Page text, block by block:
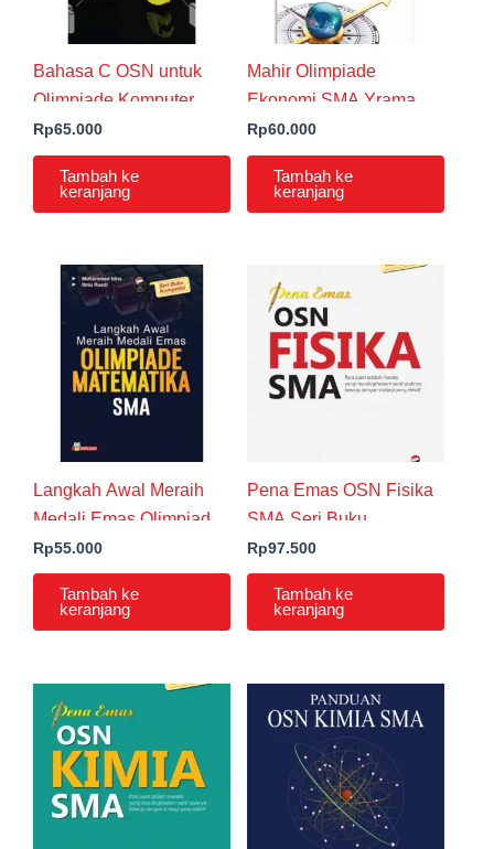
Bahasa C OSN untuk
Olimpiade Komputer
Informatika
Rp65.000
Tambah ke
keranjang
Mahir Olimpiade
Ekonomi SMA Yrama
Widya
Rp60.000
Tambah ke
keranjang
Langkah Awal Meraih
Medali Emas Olimpiade
Matematika SMA
Rp55.000
Tambah ke
keranjang
Pena Emas OSN Fisika
SMA Seri Buku
Kompetisi
Rp97.500
Tambah ke
keranjang